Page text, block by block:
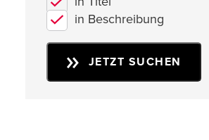
in Beschreibung
JETZT SUCHEN